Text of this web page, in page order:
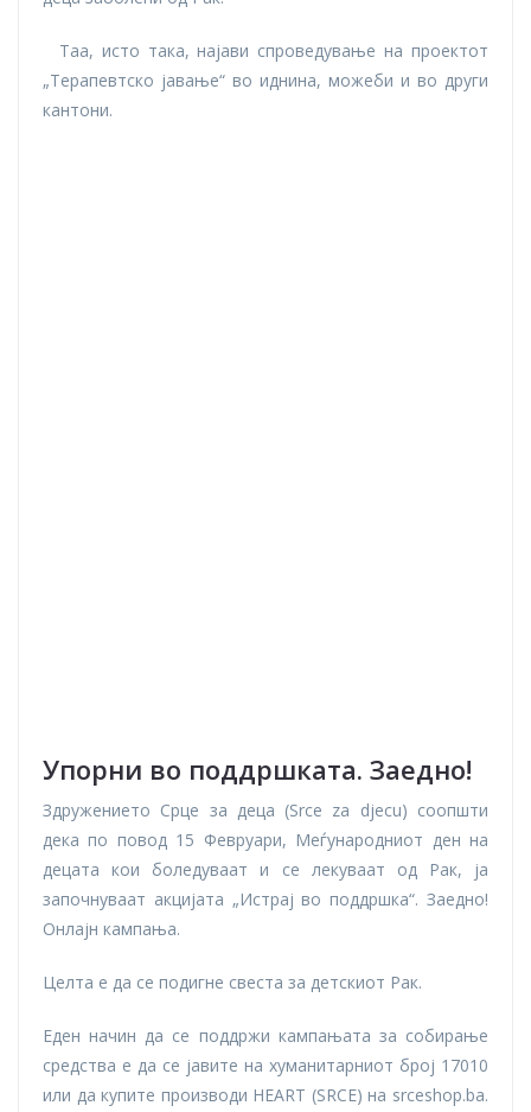
Таа, исто така, најави спроведување на проектот
„Терапевтско јавање“ во иднина, можеби и во други
кантони.
Упорни во поддршката. Заедно!
Здружението Срце за деца (Srce za djecu) соопшти
дека по повод 15 Февруари, Меѓународниот ден на
децата кои боледуваат и се лекуваат од Рак, ја
започнуваат акцијата „Истрај во поддршка“. Заедно!
Онлајн кампања.
Целта е да се подигне свеста за детскиот Рак.
Еден начин да се поддржи кампањата за собирање
средства е да се јавите на хуманитарниот број 17010
или да купите производи HEART (SRCE) на srceshop.ba.